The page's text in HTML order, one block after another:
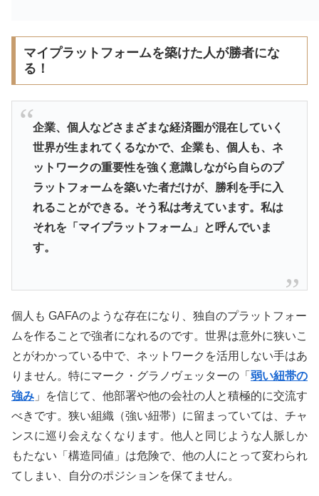
マイプラットフォームを築けた人が勝者にな
る！
企業、個人などさまざまな経済圏が混在していく
世界が生まれてくるなかで、企業も、個人も、ネ
ットワークの重要性を強く意識しながら自らのプ
ラットフォームを築いた者だけが、勝利を手に入
れることができる。そう私は考えています。私は
それを「マイプラットフォーム」と呼んでいま
す。
個人も GAFAのような存在になり、独自のプラットフォー
ムを作ることで強者になれるのです。世界は意外に狭いこ
とがわかっている中で、ネットワークを活用しない手はあ
りません。特にマーク・グラノヴェッターの「 弱い紐帯の
強み 」を信じて、他部署や他の会社の人と積極的に交流す
べきです。狭い組織（強い紐帯）に留まっていては、チャ
ンスに巡り会えなくなります。他人と同じような人脈しか
もたない「構造同値」は危険で、他の人にとって変わられ
てしまい、自分のポジションを保てません。